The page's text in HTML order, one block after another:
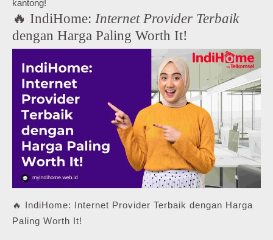
kantong!
🔥 IndiHome: Internet Provider Terbaik
dengan Harga Paling Worth It!
🔥 IndiHome: Internet Provider Terbaik dengan Harga
Paling Worth It!